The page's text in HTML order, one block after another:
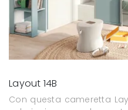
Layout 14B
Con questa cameretta